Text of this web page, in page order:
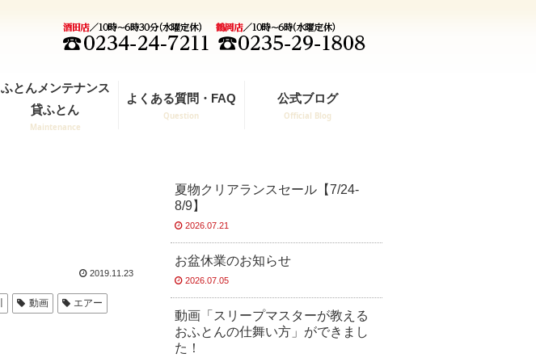
ふとんメンテナンス
貸ふとん
Maintenance
よくある質問・FAQ
Question
公式ブログ
Official Blog
2019.11.23
動画
エアー
夏物クリアランスセール【7/24-
8/9】
2026.07.21
お盆休業のお知らせ
2026.07.05
動画「スリープマスターが教える
おふとんの仕舞い方」ができまし
た！